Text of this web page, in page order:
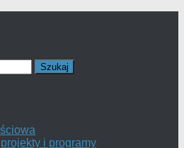
i programy